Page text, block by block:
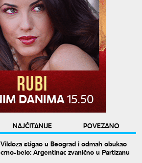
NAJČITANIJE
POVEZANO
Vildoza stigao u Beograd i odmah obukao
crno-belo: Argentinac zvanično u Partizanu